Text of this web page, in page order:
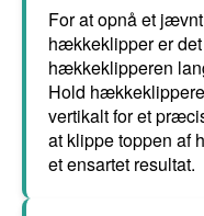
For at opnå et
hækkeklipper er
hækkeklipperen
Hold
vertikalt for et
at klippe toppen af
et ensartet resultat.